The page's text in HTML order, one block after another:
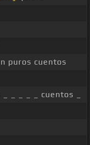
puros cuentos
_ _ _ _ cuentos _